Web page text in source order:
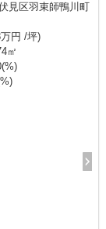
見区羽束師鴨川町
円 /坪)
㎡